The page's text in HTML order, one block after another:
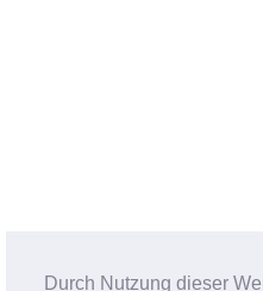
Durch Nutzung dieser